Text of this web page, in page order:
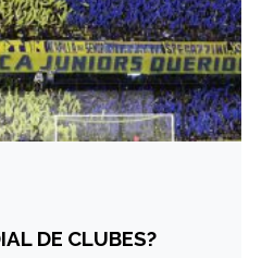
DE CLUBES?